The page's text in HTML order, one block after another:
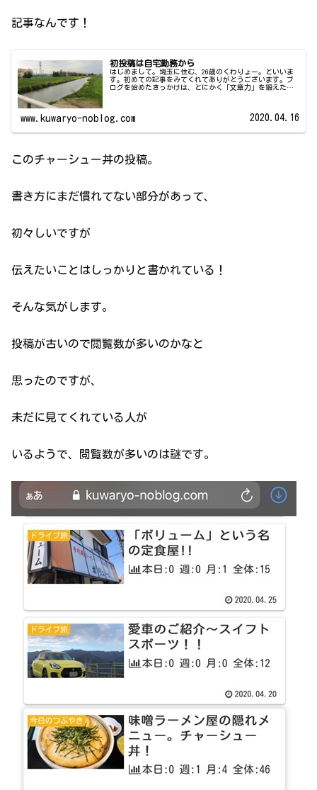
記事なんです！
初投稿は自宅勤務から
はじめまして。埼玉に住む、26歳のくわりょー。といいま
す。初めての記事をみてくれてありがとうございます。ブ
ログを始めたきっかけは、とにかく「文章力」を鍛えた
www.kuwaryo-noblog.com 2020.04.16
このチャーシュー丼の投稿。
書き方にまだ慣れてない部分があって、
初々しいですが
伝えたいことはしっかりと書かれている！
そんな気がします。
投稿が古いので閲覧数が多いのかなと
思ったのですが、
未だに見てくれている人が
いるようで、閲覧数が多いのは謎です。